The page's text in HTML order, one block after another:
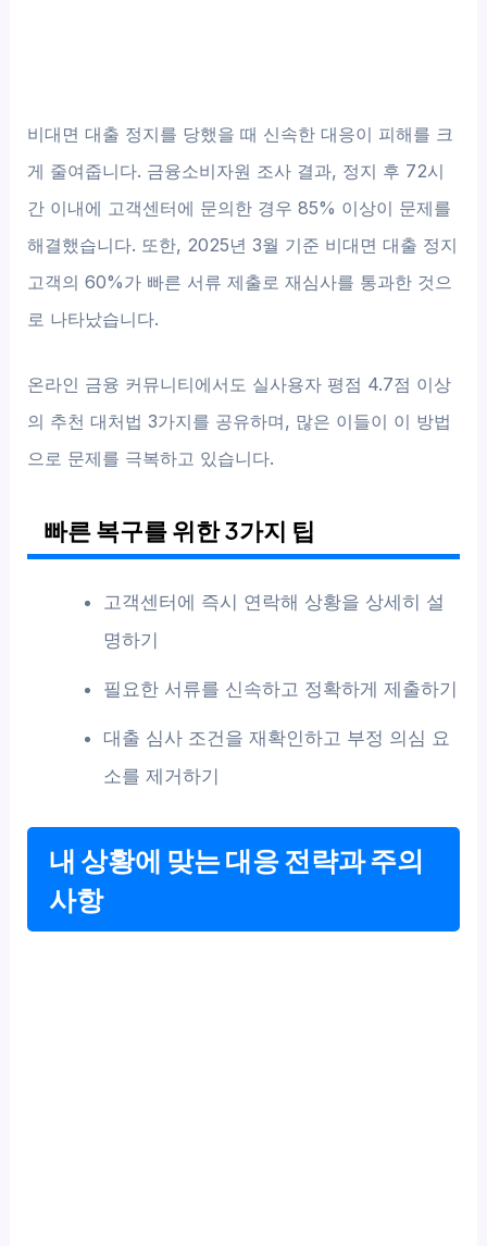
비대면 대출 정지를 당했을 때 신속한 대응이 피해를 크
게 줄여줍니다. 금융소비자원 조사 결과, 정지 후 72시
간 이내에 고객센터에 문의한 경우 85% 이상이 문제를
해결했습니다. 또한, 2025년 3월 기준 비대면 대출 정지
고객의 60%가 빠른 서류 제출로 재심사를 통과한 것으
로 나타났습니다.
온라인 금융 커뮤니티에서도 실사용자 평점 4.7점 이상
의 추천 대처법 3가지를 공유하며, 많은 이들이 이 방법
으로 문제를 극복하고 있습니다.
빠른 복구를 위한 3가지 팁
고객센터에 즉시 연락해 상황을 상세히 설
명하기
필요한 서류를 신속하고 정확하게 제출하기
대출 심사 조건을 재확인하고 부정 의심 요
소를 제거하기
내 상황에 맞는 대응 전략과 주의
사항